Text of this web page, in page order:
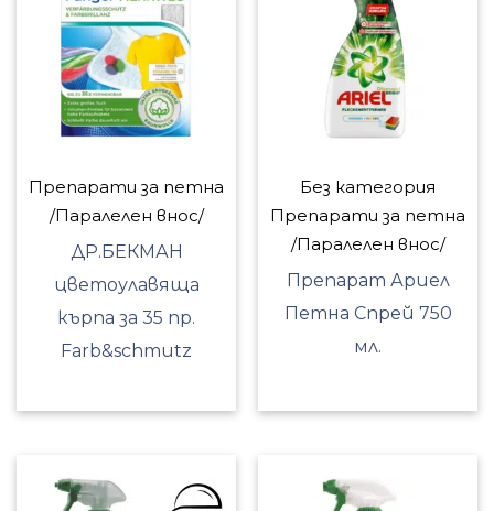
Препарати за петна
/Паралелен внос/
ДР.БЕКМАН
цветоулавяща
кърпа за 35 пр.
Farb&schmutz
Без категория
Препарати за петна
/Паралелен внос/
Препарат Ариел
Петна Спрей 750
мл.